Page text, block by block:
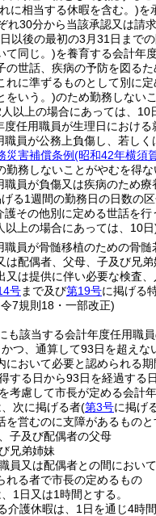
に相当する休暇を含む。)を
れ30分から当該承認又は請
以後の最初の3月31日まで
て同じ。)を養育する会計年
の世話、疾病の予防を図る
れに準ずるものとして別に
をいう。)のため勤務しない
以上の場合にあっては、10
度任用職員が生理日におけ
職員が公務上負傷し、若し
災害補償条例(昭和42年横須
勤務しないことがやむを得
職員が負傷又は疾病のため
る1週間の勤務日の日数の
護その他別に定める世話を
以上の場合にあっては、10日
職員が骨髄移植のための骨髄
は配偶者、父母、子及び兄
又は提供に伴い必要な検査
号まで及び第19号に掲げる
7規則18・一部改正)
も該当する会計年度任用職
つ、通算して93日を超えな
において必要と認められる
する日から93日を経過する
考慮して市長が定める会計
次に掲げる者(第3号に掲げ
営むのに支障があるものと
子及び配偶者の父母
兄弟姉妹
員又は配偶者との間におい
れる者で市長の定めるもの
1日又は1時間とする。
介護休暇は、1日を通じ4時間